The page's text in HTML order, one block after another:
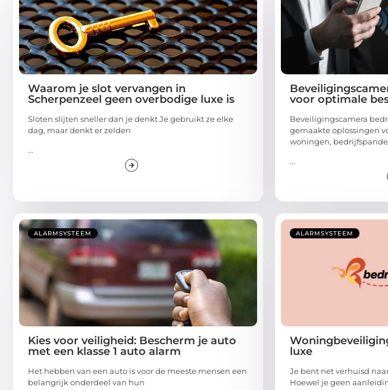
Waarom je slot vervangen in
Scherpenzeel geen overbodige luxe is
Sloten slijten sneller dan je denkt Je gebruikt ze elke
dag, maar denkt er zelden
...
voor optimale
Beveiligingscamera
gemaakte oplossingen
woningen,
...
ALARMSYSTEEM
Kies voor veiligheid: Bescherm je auto
met een klasse 1 auto alarm
Het hebben van een auto is voor de meeste mensen een
belangrijk onderdeel van hun
ALARMSYSTEEM
luxe
Je bent net verhuisd
Hoewel je geen